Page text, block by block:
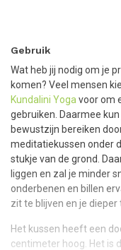
Gebruik
Wat heb jij nodig om je
komen? Veel mensen
Kundalini Yoga voor om
gebruiken. Daarmee
bewustzijn bereiken
meditatiekussen onder
stukje van de grond.
liggen en zal je minder
onderbenen en billen
zit te blijven en je dieper
Het kussen heeft een
centimeter hoog. Het is